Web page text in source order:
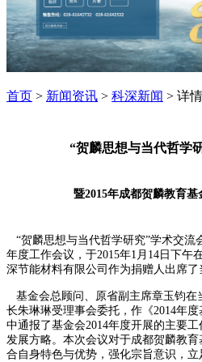
首页 > 新闻资讯 > 科深新闻 > 详情
“贺麟思想与当代哲学
暨2015年成都贺麟教育
“贺麟思想与当代哲学研究”学术交流
年度工作会议，于2015年1月14日下午
深节能材料有限公司作为捐赠人出席了
基金会总顾问、原省副主席章玉钧在
长朱琳琳受理事会委托，作《2014年
中通报了基金会2014年度开展的主要
发展方略。本次会议对于成都贺麟教
合自身特色与优势，强化宗旨意识，